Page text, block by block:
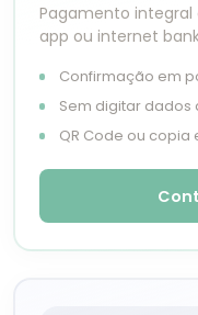
Pagamento
app ou internet
Confirmação em
Sem digitar dados
QR Code ou copia